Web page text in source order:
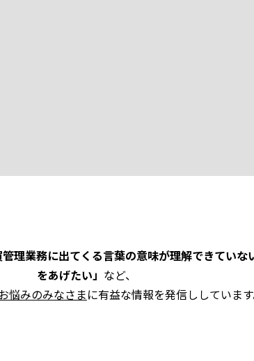
理業務に出てくる言葉の意味が理解できてい
をあげたい」 など、
悩みのみなさまに有益な情報を発信ししています